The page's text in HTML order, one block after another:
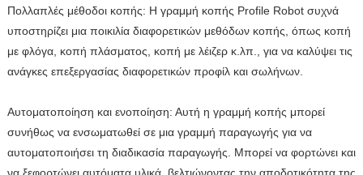
Πολλαπλές μέθοδοι κοπής: Η γραμμή κοπής Profile Robot συχνά
υποστηρίζει μια ποικιλία διαφορετικών μεθόδων κοπής, όπως κοπή
με φλόγα, κοπή πλάσματος, κοπή με λέιζερ κ.λπ., για να καλύψει τις
ανάγκες επεξεργασίας διαφορετικών προφίλ και σωλήνων.
Αυτοματοποίηση και ενοποίηση: Αυτή η γραμμή κοπής μπορεί
συνήθως να ενσωματωθεί σε μια γραμμή παραγωγής για να
αυτοματοποιήσει τη διαδικασία παραγωγής. Μπορεί να φορτώνει και